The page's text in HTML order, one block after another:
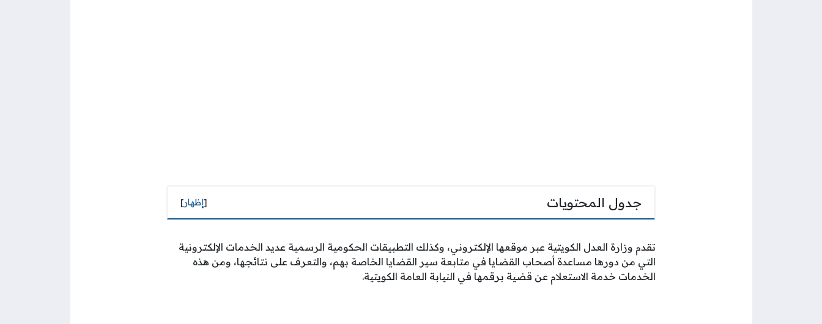
جدول المحتويات [إظهار]
تقدم وزارة العدل الكويتية عبر موقعها الإلكتروني، وكذلك التطبيقات الحكومية الرسمية عديد الخدمات الإلكترونية
التي من دورها مساعدة أصحاب القضايا في متابعة سير القضايا الخاصة بهم، والتعرف على نتائجها، ومن هذه
الخدمات خدمة الاستعلام عن قضية برقمها في النيابة العامة الكويتية.